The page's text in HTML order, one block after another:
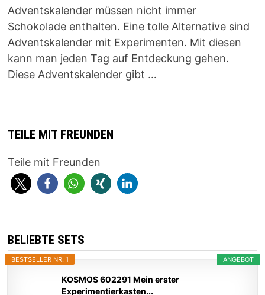
Adventskalender müssen nicht immer
Schokolade enthalten. Eine tolle Alternative sind
Adventskalender mit Experimenten. Mit diesen
kann man jeden Tag auf Entdeckung gehen.
Diese Adventskalender gibt …
TEILE MIT FREUNDEN
Teile mit Freunden
BELIEBTE SETS
ANGEBOT
BESTSELLER NR. 1
KOSMOS 602291 Mein erster
Experimentierkasten...